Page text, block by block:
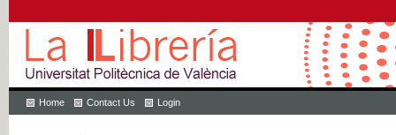
Home Contact Us Login